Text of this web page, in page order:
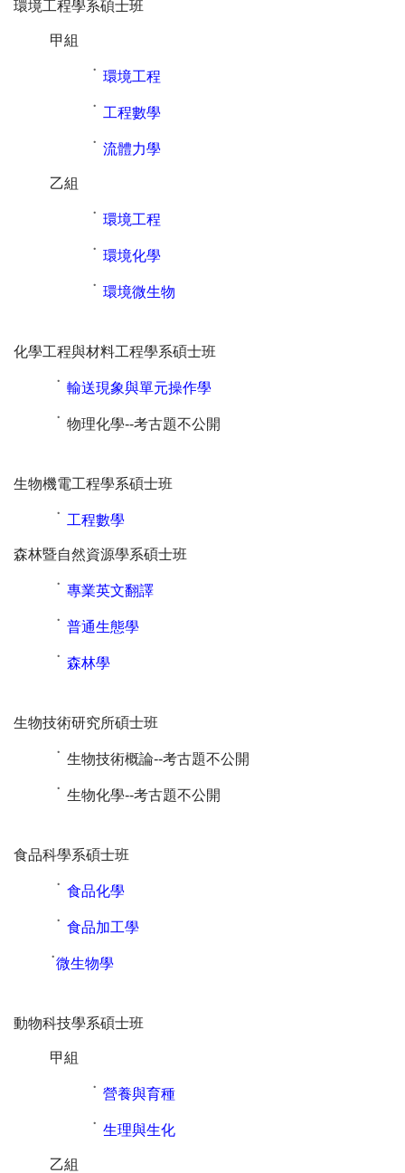
環境工程學系碩士班
甲組
˙ 環境工程
˙ 工程數學
˙ 流體力學
乙組
˙ 環境工程
˙ 環境化學
˙ 環境微生物
化學工程與材料工程學系碩士班
˙ 輸送現象與單元操作學
˙ 物理化學--考古題不公開
生物機電工程學系碩士班
˙ 工程數學
森林暨自然資源學系碩士班
˙ 專業英文翻譯
˙ 普通生態學
˙ 森林學
生物技術研究所碩士班
˙ 生物技術概論--考古題不公開
˙ 生物化學--考古題不公開
食品科學系碩士班
˙ 食品化學
˙ 食品加工學
˙微生物學
動物科技學系碩士班
甲組
˙ 營養與育種
˙ 生理與生化
乙組